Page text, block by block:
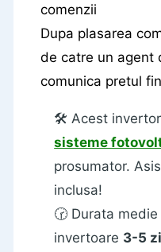
comenzii
Dupa plasarea
de catre un agent
comunica pretul
🛠️ Acest
sisteme
prosumator.
inclusa!
🕝 Durata
invertoare 3-5